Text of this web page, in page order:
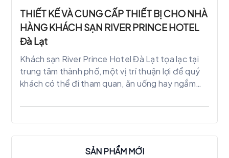
THIẾT KẾ VÀ CUNG CẤP THIẾT BỊ CHO NHÀ
HÀNG KHÁCH SẠN RIVER PRINCE HOTEL
Đà Lạt
Khách sạn River Prince Hotel Đà Lạt tọa lạc tại
trung tâm thành phố, một vị trí thuận lợi để quý
khách có thể đi tham quan, ăn uống hay ngắm
du lịch Đà Lạt tuyệt vời thì River Prince Hotel
SẢN PHẨM MỚI